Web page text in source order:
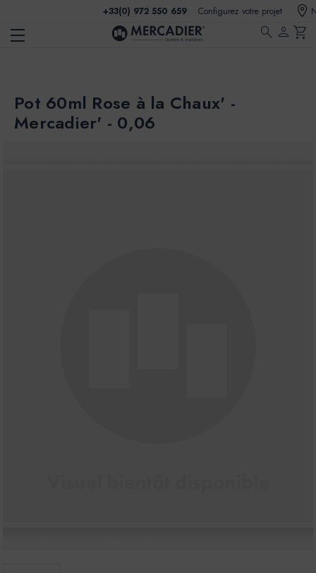
+33(0) 972 550 659 Configurez votre projet
search person shopping_cart
Pot 60ml Rose à la Chaux' -
Mercadier' - 0,06